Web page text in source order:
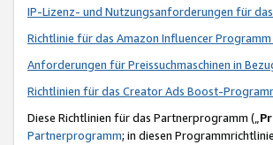
IP-Lizenz- und Nutzungsanforderungen für
Richtlinie für das Amazon Influencer
Anforderungen für Preissuchmaschinen in
Richtlinien für das Creator Ads Boost-
Diese Richtlinien für das Partnerprogramm („
Partnerprogramm; in diesen